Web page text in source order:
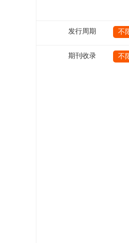
发行周期 不
期刊收录 不